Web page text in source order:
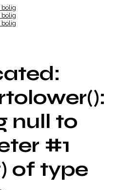
null to
#1
of type